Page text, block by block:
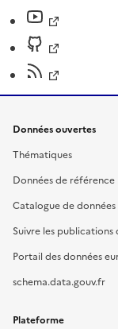
Données ouvertes
Thématiques
Données de référence
Catalogue de données
Suivre les publications
Portail des données
schema.data.gouv.fr
Plateforme